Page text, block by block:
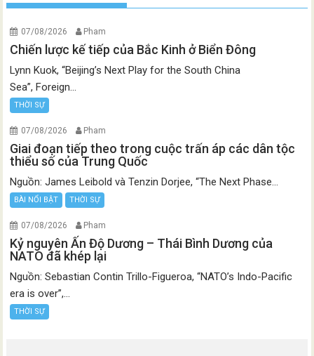
07/08/2026 Pham
Chiến lược kế tiếp của Bắc Kinh ở Biển Đông
Lynn Kuok, “Beijing’s Next Play for the South China
Sea”, Foreign...
THỜI SỰ
07/08/2026 Pham
Giai đoạn tiếp theo trong cuộc trấn áp các dân tộc
thiểu số của Trung Quốc
Nguồn: James Leibold và Tenzin Dorjee, “The Next Phase...
BÀI NỔI BẬT THỜI SỰ
07/08/2026 Pham
Kỷ nguyên Ấn Độ Dương – Thái Bình Dương của
NATO đã khép lại
Nguồn: Sebastian Contin Trillo-Figueroa, “NATO’s Indo-Pacific
era is over”,...
THỜI SỰ